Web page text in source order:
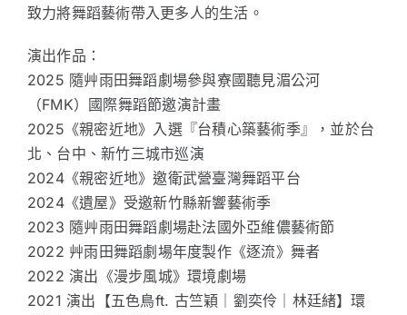
致力將舞蹈藝術帶入更多人的生活。
演出作品：
2025 隨艸雨田舞蹈劇場參與寮國聽見湄公河
（FMK）國際舞蹈節邀演計畫
2025《親密近地》入選『台積心築藝術季』，並於台
北、台中、新竹三城市巡演
2024《親密近地》邀衛武營臺灣舞蹈平台
2024《遺屋》受邀新竹縣新響藝術季
2023 隨艸雨田舞蹈劇場赴法國外亞維儂藝術節
2022 艸雨田舞蹈劇場年度製作《逐流》舞者
2022 演出《漫步風城》環境劇場
2021 演出【五色鳥ft. 古竺穎｜劉奕伶｜林廷緒】環